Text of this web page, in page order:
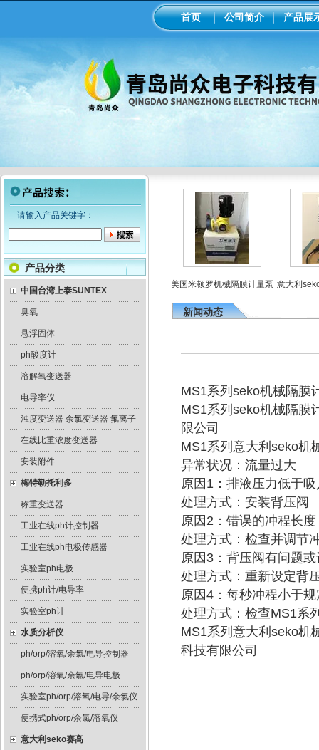
首页 公司简介 产品展
请输入产品关键字：
产品分类
中国台湾上泰SUNTEX
臭氧
悬浮固体
ph酸度计
溶解氧变送器
电导率仪
浊度变送器 余氯变送器 氟离子
在线比重浓度变送器
安装附件
梅特勒托利多
称重变送器
工业在线ph计控制器
工业在线ph电极传感器
实验室ph电极
便携ph计/电导率
实验室ph计
水质分析仪
ph/orp/溶氧/余氯/电导控制器
ph/orp/溶氧/余氯/电导电极
实验室ph/orp/溶氧/电导/余氯仪
便携式ph/orp/余氯/溶氧仪
意大利seko赛高
隔膜泵加药
工业在线ph/orp计变送器 美国米顿罗机械隔膜计量泵 意大利seko
新闻动态
MS1系列seko机械隔膜
MS1系列seko机械隔膜
限公司
MS1系列意大利seko机
异常状况：流量过大
原因1：排液压力低于
处理方式：安装背压阀
原因2：错误的冲程长度
处理方式：检查并调节
原因3：背压阀有问题
处理方式：重新设定背
原因4：每秒冲程小于
处理方式：检查MS1系
MS1系列意大利seko机
科技有限公司